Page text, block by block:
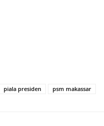
piala presiden psm makassar